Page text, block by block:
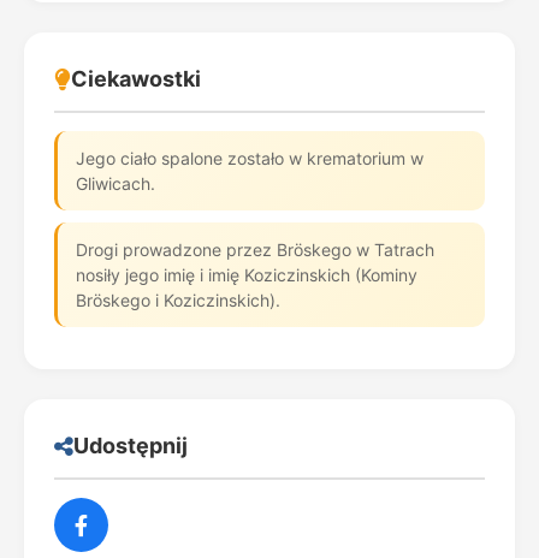
Ciekawostki
Jego ciało spalone zostało w krematorium w
Gliwicach.
Drogi prowadzone przez Bröskego w Tatrach
nosiły jego imię i imię Koziczinskich (Kominy
Bröskego i Koziczinskich).
Udostępnij